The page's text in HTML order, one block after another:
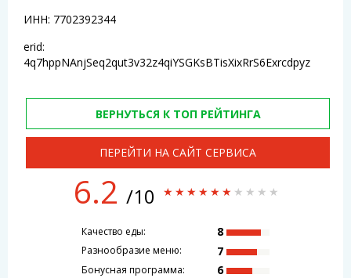
ИНН: 7702392344
erid:
4q7hppNAnjSeq2qut3v32z4qiYSGKsBTisXixRrS6Exrcdpyz
ВЕРНУТЬСЯ К ТОП РЕЙТИНГА
ПЕРЕЙТИ НА САЙТ СЕРВИСА
6.2 /10
Качество еды: 8
Разнообразие меню: 7
Бонусная программа: 6